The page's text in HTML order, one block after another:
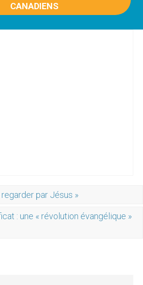
CANADIENS
par Jésus »
: une « révolution évangélique »